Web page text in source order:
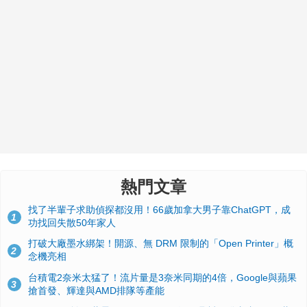
熱門文章
1
找了半輩子求助偵探都沒用！66歲加拿大男子靠ChatGPT，成
功找回失散50年家人
2
打破大廠墨水綁架！開源、無 DRM 限制的「Open Printer」概
念機亮相
3
台積電2奈米太猛了！流片量是3奈米同期的4倍，Google與蘋果
搶首發、輝達與AMD排隊等產能